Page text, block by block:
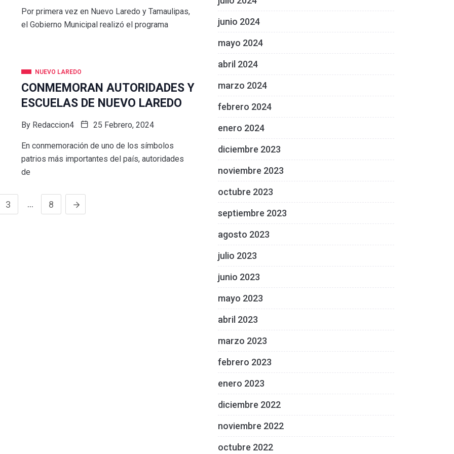
Por primera vez en Nuevo Laredo y Tamaulipas,
el Gobierno Municipal realizó el programa
NUEVO LAREDO
CONMEMORAN AUTORIDADES Y
ESCUELAS DE NUEVO LAREDO
By Redaccion4 25 Febrero, 2024
En conmemoración de uno de los símbolos
patrios más importantes del país, autoridades
de
3 … 8
junio 2024
mayo 2024
abril 2024
marzo 2024
febrero 2024
enero 2024
diciembre 2023
noviembre 2023
octubre 2023
septiembre 2023
agosto 2023
julio 2023
junio 2023
mayo 2023
abril 2023
marzo 2023
febrero 2023
enero 2023
diciembre 2022
noviembre 2022
octubre 2022